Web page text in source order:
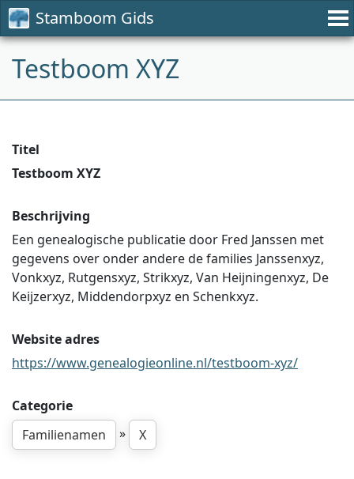
Stamboom Gids
Testboom XYZ
Titel
Testboom XYZ
Beschrijving
Een genealogische publicatie door Fred Janssen met
gegevens over onder andere de families Janssenxyz,
Vonkxyz, Rutgensxyz, Strikxyz, Van Heijningenxyz, De
Keijzerxyz, Middendorpxyz en Schenkxyz.
Website adres
https://www.genealogieonline.nl/testboom-xyz/
Categorie
Familienamen
» X